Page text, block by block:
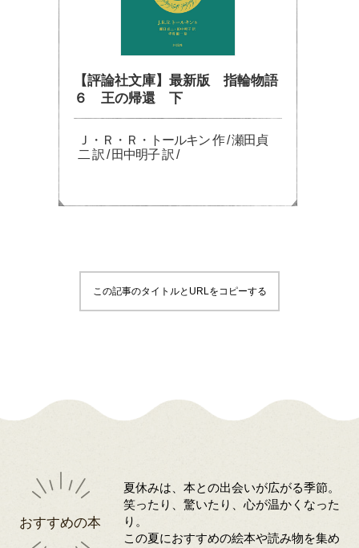
【評論社文庫】最新版 指輪物語
６ 王の帰還 下
Ｊ・Ｒ・Ｒ・トールキン 作 / 瀬田貞
二 訳 / 田中明子 訳 /
この記事のタイトルとURLをコピーする
おすすめの本
夏休みは、本との出会いが広がる季節。
笑ったり、驚いたり、心が温かくなった
り。
この夏におすすめの絵本や読み物を集め